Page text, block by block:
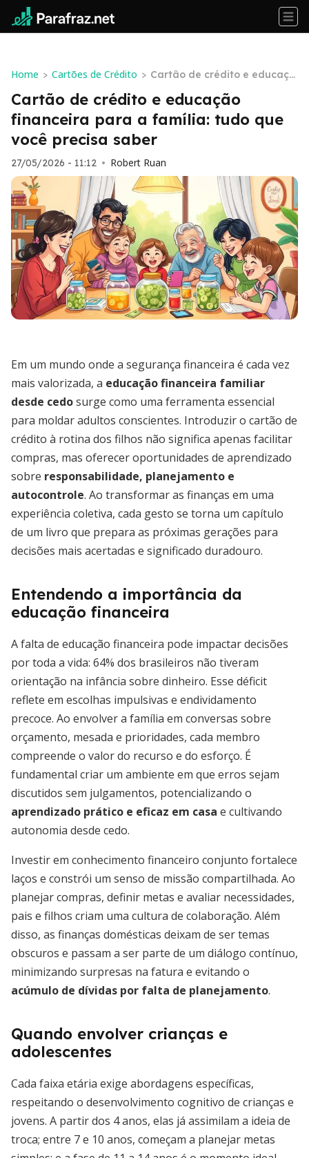
Home > Cartões de Crédito > Cartão de crédito e educaçã
o financeira para a família: t
udo que você precisa saber
Cartão de crédito e educação
financeira para a família: tudo que
você precisa saber
27/05/2026 - 11:12 • Robert Ruan
Em um mundo onde a segurança financeira é cada vez
mais valorizada, a educação financeira familiar
desde cedosurge como uma ferramenta essencial
para moldar adultos conscientes. Introduzir o cartão de
crédito à rotina dos filhos não significa apenas facilitar
compras, mas oferecer oportunidades de aprendizado
sobre responsabilidade, planejamento e
autocontrole. Ao transformar as finanças em uma
experiência coletiva, cada gesto se torna um capítulo
de um livro que prepara as próximas gerações para
decisões mais acertadas e significado duradouro.
Entendendo a importância da
educação financeira
A falta de educação financeira pode impactar decisões
por toda a vida: 64% dos brasileiros não tiveram
orientação na infância sobre dinheiro. Esse déficit
reflete em escolhas impulsivas e endividamento
precoce. Ao envolver a família em conversas sobre
orçamento, mesada e prioridades, cada membro
compreende o valor do recurso e do esforço. É
fundamental criar um ambiente em que erros sejam
discutidos sem julgamentos, potencializando o
aprendizado prático e eficaz em casa e cultivando
autonomia desde cedo.
Investir em conhecimento financeiro conjunto fortalece
laços e constrói um senso de missão compartilhada. Ao
planejar compras, definir metas e avaliar necessidades,
pais e filhos criam uma cultura de colaboração. Além
disso, as finanças domésticas deixam de ser temas
obscuros e passam a ser parte de um diálogo contínuo,
minimizando surpresas na fatura e evitando o
acúmulo de dívidas por falta de planejamento.
Quando envolver crianças e
adolescentes
Cada faixa etária exige abordagens específicas,
respeitando o desenvolvimento cognitivo de crianças e
jovens. A partir dos 4 anos, elas já assimilam a ideia de
troca; entre 7 e 10 anos, começam a planejar metas